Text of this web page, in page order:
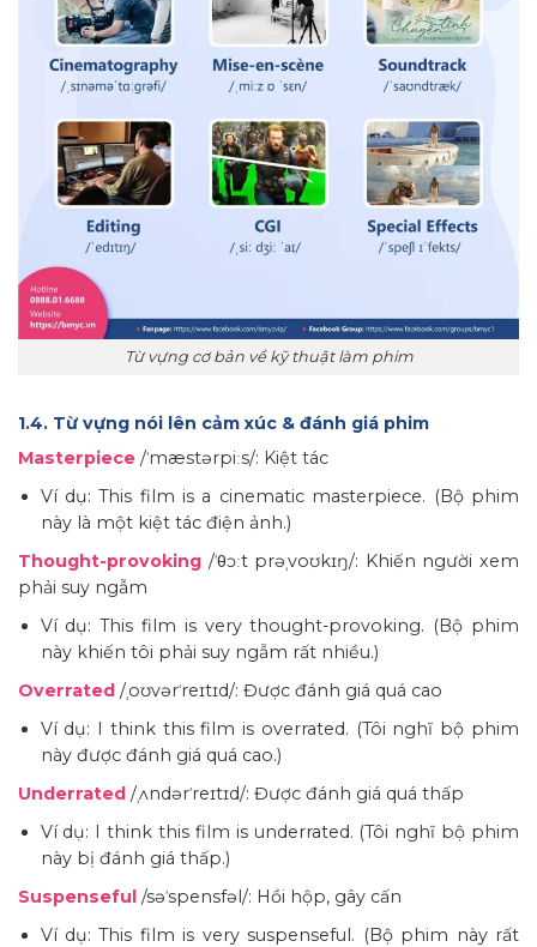
Từ vựng cơ bản về kỹ thuật làm phim
1.4. Từ vựng nói lên cảm xúc & đánh giá phim
Masterpiece /ˈmæstərpiːs/: Kiệt tác
Ví dụ: This film is a cinematic masterpiece. (Bộ phim
này là một kiệt tác điện ảnh.)
Thought-provoking /ˈθɔːt prəˌvoʊkɪŋ/: Khiến người xem
phải suy ngẫm
Ví dụ: This film is very thought-provoking. (Bộ phim
này khiến tôi phải suy ngẫm rất nhiều.)
Overrated /ˌoʊvərˈreɪtɪd/: Được đánh giá quá cao
Ví dụ: I think this film is overrated. (Tôi nghĩ bộ phim
này được đánh giá quá cao.)
Underrated /ˌʌndərˈreɪtɪd/: Được đánh giá quá thấp
Ví dụ: I think this film is underrated. (Tôi nghĩ bộ phim
này bị đánh giá thấp.)
Suspenseful /səˈspensfəl/: Hồi hộp, gây cấn
Ví dụ: This film is very suspenseful. (Bộ phim này rất